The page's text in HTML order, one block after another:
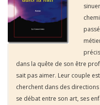
dans la quête de son être
sait pas aimer. Leur couple
cherchent dans des
se débat entre son art, ses